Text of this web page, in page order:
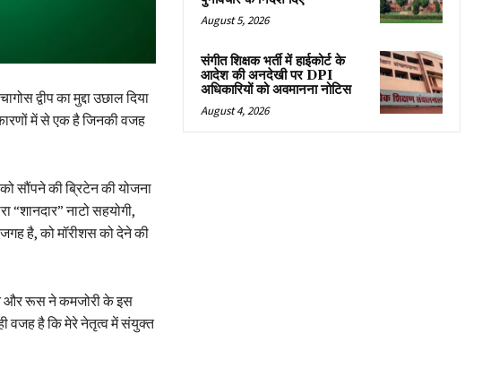
द्वीप का मुद्दा उछाल दिया
में से एक है जिनकी वजह
सौंपने की ब्रिटेन की योजना
नाटो सहयोगी,
जगह है, को मॉरीशस को देने की
और रूस ने कमजोरी के इस
वजह है कि मेरे नेतृत्व में संयुक्त
August 5, 2026
संगीत शिक्षक भर्ती में हाईकोर्ट के
आदेश की अनदेखी पर DPI
अधिकारियों को अवमानना नोटिस
August 4, 2026